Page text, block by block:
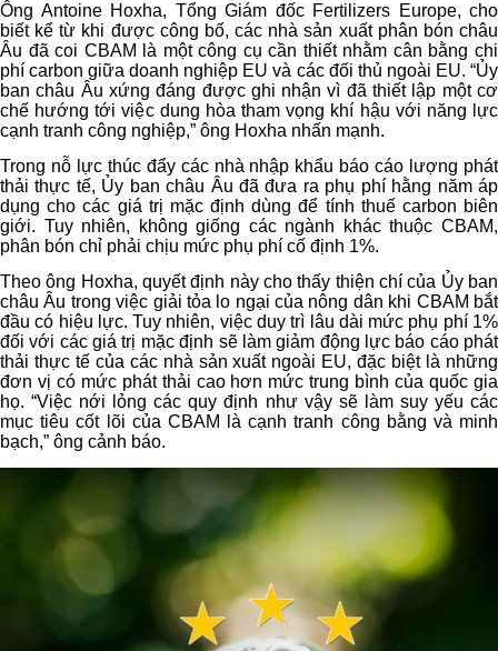
Ông Antoine Hoxha, Tổng Giám đốc Fertilizers Europe, cho
biết kể từ khi được công bố, các nhà sản xuất phân bón châu
Âu đã coi CBAM là một công cụ cần thiết nhằm cân bằng chi
phí carbon giữa doanh nghiệp EU và các đối thủ ngoài EU. “Ủy
ban châu Âu xứng đáng được ghi nhận vì đã thiết lập một cơ
chế hướng tới việc dung hòa tham vọng khí hậu với năng lực
cạnh tranh công nghiệp,” ông Hoxha nhấn mạnh.
Trong nỗ lực thúc đẩy các nhà nhập khẩu báo cáo lượng phát
thải thực tế, Ủy ban châu Âu đã đưa ra phụ phí hằng năm áp
dụng cho các giá trị mặc định dùng để tính thuế carbon biên
giới. Tuy nhiên, không giống các ngành khác thuộc CBAM,
phân bón chỉ phải chịu mức phụ phí cố định 1%.
Theo ông Hoxha, quyết định này cho thấy thiện chí của Ủy ban
châu Âu trong việc giải tỏa lo ngại của nông dân khi CBAM bắt
đầu có hiệu lực. Tuy nhiên, việc duy trì lâu dài mức phụ phí 1%
đối với các giá trị mặc định sẽ làm giảm động lực báo cáo phát
thải thực tế của các nhà sản xuất ngoài EU, đặc biệt là những
đơn vị có mức phát thải cao hơn mức trung bình của quốc gia
họ. “Việc nới lỏng các quy định như vậy sẽ làm suy yếu các
mục tiêu cốt lõi của CBAM là cạnh tranh công bằng và minh
bạch,” ông cảnh báo.